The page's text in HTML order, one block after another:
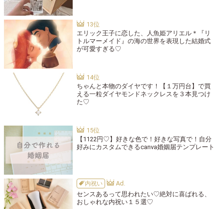
エリック王子に恋した、人魚姫アリエル＊『リ
トルマーメイド』の海の世界を表現した結婚式
が可愛すぎる♡
ちゃんと本物のダイヤです！【１万円台】で買
える一粒ダイヤモンドネックレスを３本見つけ
た♡
【1122円♡】好きな色で！好きな写真で！自分
好みにカスタムできるcanva婚姻届テンプレート
内祝い
センスあるって思われたい♡絶対に喜ばれる、
おしゃれな内祝い１５選♡